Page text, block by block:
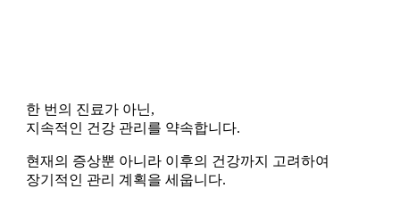
한 번의 진료가 아닌,
지속적인 건강 관리를 약속합니다.
현재의 증상뿐 아니라 이후의 건강까지 고려하여
장기적인 관리 계획을 세웁니다.